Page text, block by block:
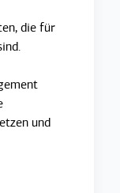
die für
und